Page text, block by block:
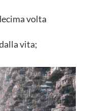
volta
vita;